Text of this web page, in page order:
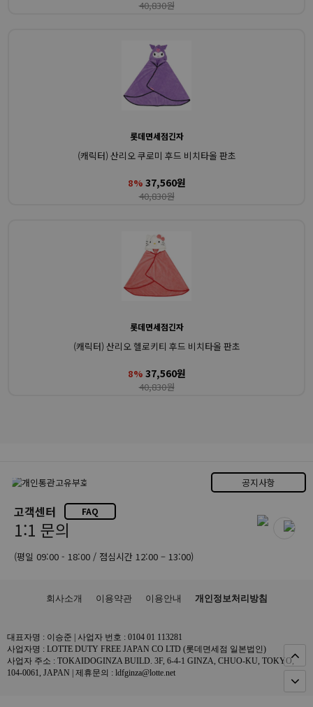
40,830원
롯데면세점긴자
(캐릭터) 산리오 쿠로미 후드 비치타올 판초
8% 37,560원
40,830원
롯데면세점긴자
(캐릭터) 산리오 헬로키티 후드 비치타올 판초
8% 37,560원
40,830원
공지사항
고객센터 FAQ
1:1 문의
(평일 09:00 - 18:00 / 점심시간 12:00 – 13:00)
회사소개 이용약관 이용안내 개인정보처리방침
대표자명 : 이승준 | 사업자 번호 : 0104 01 113281
사업자명 : LOTTE DUTY FREE JAPAN CO LTD (롯데면세점 일본법인)
사업자 주소 : TOKAIDOGINZA BUILD. 3F, 6-4-1 GINZA, CHUO-KU, TOKYO,
104-0061, JAPAN | 제휴문의 : ldfginza@lotte.net